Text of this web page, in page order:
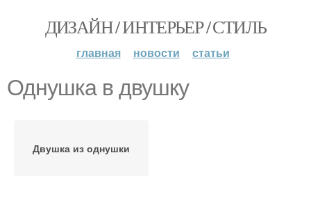
ДИЗАЙН / ИНТЕРЬЕР / СТИЛЬ
главная новости статьи
Однушка в двушку
Двушка из однушки